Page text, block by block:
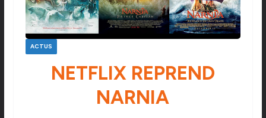
ACTUS
NETFLIX REPREND
NARNIA